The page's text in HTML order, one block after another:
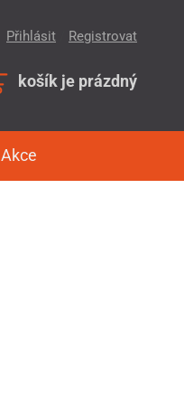
košík je prázdný
Akce
Přihlásit Registrovat